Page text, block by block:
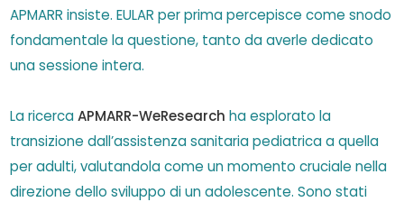
APMARR insiste. EULAR per prima percepisce come snodo
fondamentale la questione, tanto da averle dedicato
una sessione intera.
La ricercaAPMARR-WeResearchha esplorato la
transizione dall’assistenza sanitaria pediatrica a quella
per adulti, valutandola come un momento cruciale nella
direzione dello sviluppo di un adolescente. Sono stati